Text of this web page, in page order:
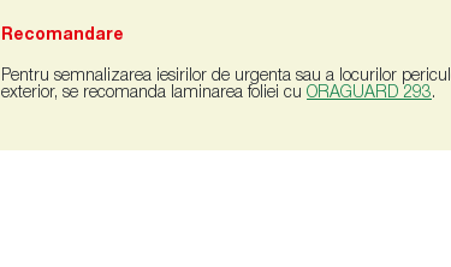
Recomandare
Pentru semnalizarea iesirilor de urgenta sau a locurilor
exterior, se recomanda laminarea foliei cu ORAGUARD 293.